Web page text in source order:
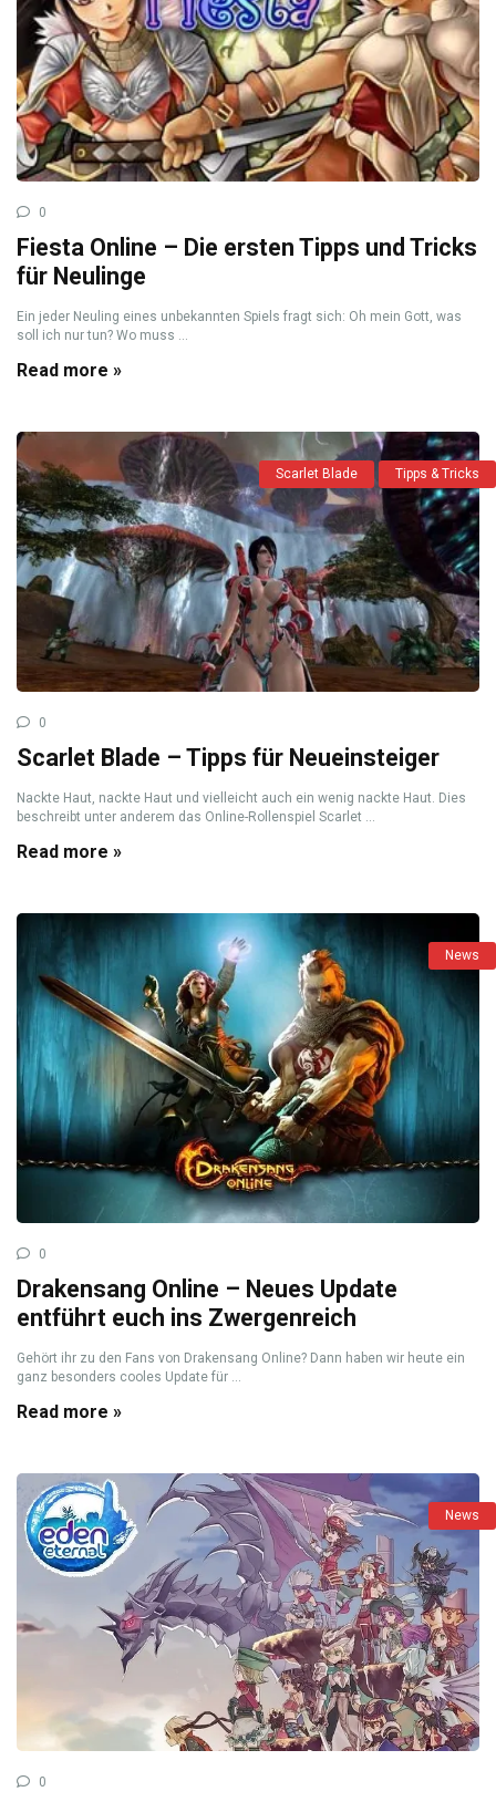
0
Fiesta Online – Die ersten Tipps und Tricks
für Neulinge
Ein jeder Neuling eines unbekannten Spiels fragt sich: Oh mein Gott, was
soll ich nur tun? Wo muss ...
Read more »
Scarlet Blade Tipps & Tricks
0
Scarlet Blade – Tipps für Neueinsteiger
Nackte Haut, nackte Haut und vielleicht auch ein wenig nackte Haut. Dies
beschreibt unter anderem das Online-Rollenspiel Scarlet ...
Read more »
News
0
Drakensang Online – Neues Update
entführt euch ins Zwergenreich
Gehört ihr zu den Fans von Drakensang Online? Dann haben wir heute ein
ganz besonders cooles Update für ...
Read more »
News
0